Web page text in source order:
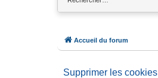
Accueil du forum
Supprimer les cookies